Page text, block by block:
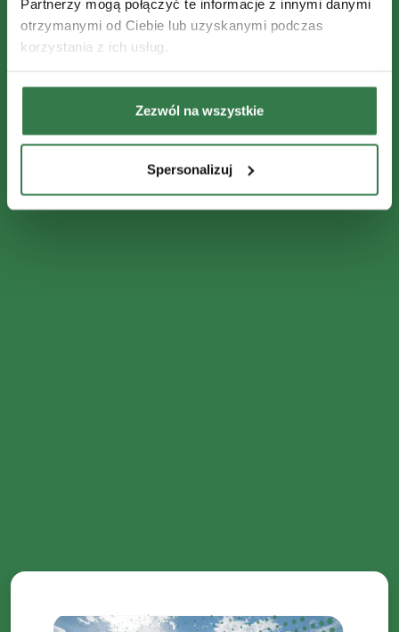
Partnerzy mogą połączyć te informacje z innymi danymi
otrzymanymi od Ciebie lub uzyskanymi podczas
korzystania z ich usług.
Zezwól na wszystkie
Spersonalizuj